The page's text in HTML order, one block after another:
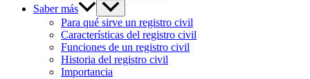
Saber más
Para qué sirve un registro civil
Características del registro civil
Funciones de un registro civil
Historia del registro civil
Importancia